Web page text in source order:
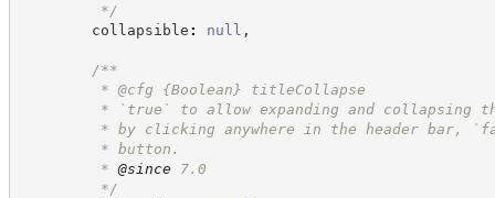
*/
collapsible : null ,
/**
* @cfg {Boolean}
titleCollapse
* `true` to allow expanding and collapsing the
* by clicking anywhere in the header bar,
* button.
* @since 7.0
*/